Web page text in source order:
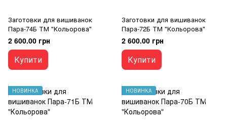
Заготовки для вишиванок
Пара-74Б ТМ "Кольорова"
2 600.00 грн
Купити
Заготовки для вишиванок
Пара-72Б ТМ "Кольорова"
2 600.00 грн
Купити
НОВИНКА НОВИНКА